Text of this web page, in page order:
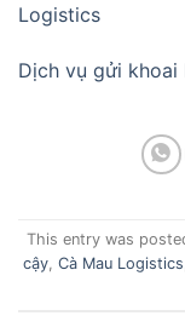
Logistics
Dịch vụ gửi khoai
This entry was
cậy, Cà Mau Logistics